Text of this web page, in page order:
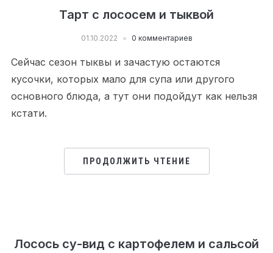
Тарт с лососем и тыквой
01.10.2022 0 комментариев
Сейчас сезон тыквы и зачастую остаются
кусочки, которых мало для супа или другого
основного блюда, а тут они подойдут как нельзя
кстати.
ПРОДОЛЖИТЬ ЧТЕНИЕ
Лосось су-вид с картофелем и сальсой